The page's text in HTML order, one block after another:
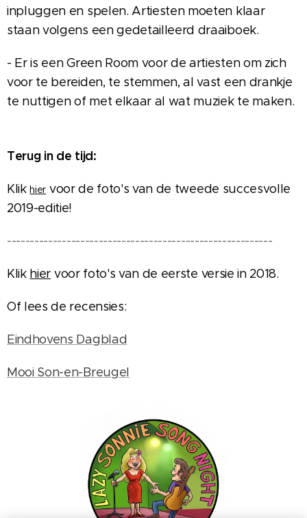
inpluggen en spelen. Artiesten moeten klaar
staan volgens een gedetailleerd draaiboek.
- Er is een Green Room voor de artiesten om zich
voor te bereiden, te stemmen, al vast een drankje
te nuttigen of met elkaar al wat muziek te maken.
Terug in de tijd:
Klikhier voor de foto's van de tweede succesvolle
2019-editie!
----------------------------------------------------------
Klik hier voor foto's van de eerste versie in 2018.
Of lees de recensies:
Eindhovens Dagblad
Mooi Son-en-Breugel